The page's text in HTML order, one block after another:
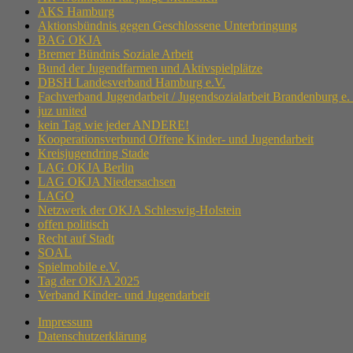
AKS Hamburg
Aktionsbündnis gegen Geschlossene Unterbringung
BAG OKJA
Bremer Bündnis Soziale Arbeit
Bund der Jugendfarmen und Aktivspielplätze
DBSH Landesverband Hamburg e.V.
Fachverband Jugendarbeit / Jugendsozialarbeit Brandenburg e.
juz united
kein Tag wie jeder ANDERE!
Kooperationsverbund Offene Kinder- und Jugendarbeit
Kreisjugendring Stade
LAG OKJA Berlin
LAG OKJA Niedersachsen
LAGO
Netzwerk der OKJA Schleswig-Holstein
offen politisch
Recht auf Stadt
SOAL
Spielmobile e.V.
Tag der OKJA 2025
Verband Kinder- und Jugendarbeit
Impressum
Datenschutzerklärung